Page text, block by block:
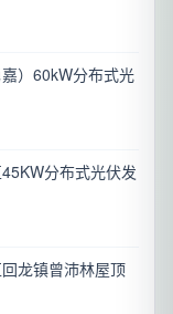
）60kW分布式光
分布式光伏发
龙镇曾沛林屋顶